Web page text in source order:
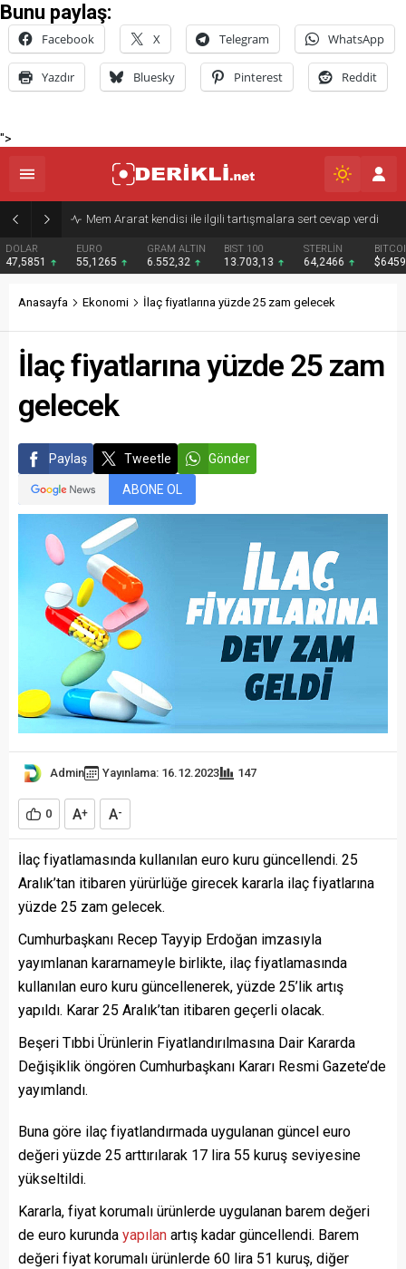
Bunu paylaş:
Facebook X Telegram WhatsApp
Yazdır Bluesky Pinterest Reddit
">
EURO
55,1265
GRAM ALTIN
6.552,32
BIST 100
13.703,13
STERLİN
64,2466
BITCOIN
$64594
BNB
Anasayfa Ekonomi İlaç fiyatlarına yüzde 25 zam gelecek
İlaç fiyatlarına yüzde 25 zam
gelecek
Paylaş Tweetle Gönder
ABONE OL
Admin Yayınlama: 16.12.2023 147
0 A+ A-
İlaç fiyatlamasında kullanılan euro kuru güncellendi. 25
Aralık’tan itibaren yürürlüğe girecek kararla ilaç fiyatlarına
yüzde 25 zam gelecek.
Cumhurbaşkanı Recep Tayyip Erdoğan imzasıyla
yayımlanan kararnameyle birlikte, ilaç fiyatlamasında
kullanılan euro kuru güncellenerek, yüzde 25’lik artış
yapıldı. Karar 25 Aralık’tan itibaren geçerli olacak.
Beşeri Tıbbi Ürünlerin Fiyatlandırılmasına Dair Kararda
Değişiklik öngören Cumhurbaşkanı Kararı Resmi Gazete’de
yayımlandı.
Buna göre ilaç fiyatlandırmada uygulanan güncel euro
değeri yüzde 25 arttırılarak 17 lira 55 kuruş seviyesine
yükseltildi.
Kararla, fiyat korumalı ürünlerde uygulanan barem değeri
de euro kurunda yapılan artış kadar güncellendi. Barem
değeri fiyat korumalı ürünlerde 60 lira 51 kuruş, diğer